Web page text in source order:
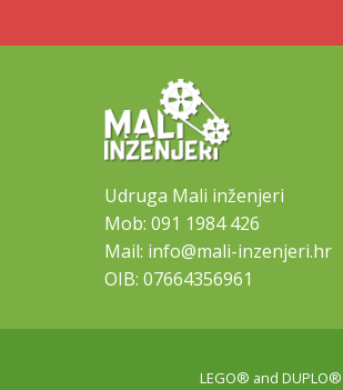
Udruga Mali inženjeri
Mob: 091 1984 426
Mail: info@mali-inzenjeri.hr
OIB: 07664356961
LEGO® and